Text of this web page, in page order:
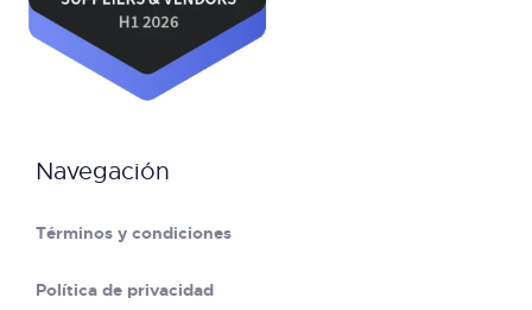
Navegación
Términos y condiciones
Política de privacidad